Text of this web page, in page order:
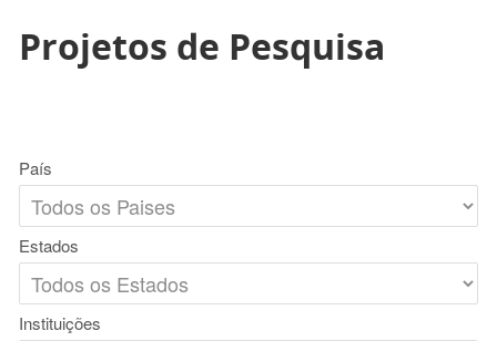
Projetos de Pesquisa
País
Estados
Instituições